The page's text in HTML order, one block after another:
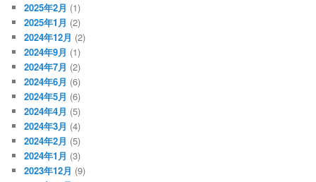
2025年2月 (1)
2025年1月 (2)
2024年12月 (2)
2024年9月 (1)
2024年7月 (2)
2024年6月 (6)
2024年5月 (6)
2024年4月 (5)
2024年3月 (4)
2024年2月 (5)
2024年1月 (3)
2023年12月 (9)